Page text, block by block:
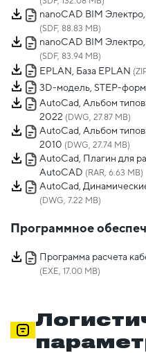
nanoCAD BIM
(SDF, 88.83 MB)
nanoCAD BIM
(SDF, 83.94 MB)
EPLAN, База EPLAN
3D-модель, STEP-
AutoCad, Альбом
2022 (DWG, 27.87 MB)
AutoCad, Альбом
2010 (DWG, 27.74 MB)
AutoCad, Плагин для
AutoCAD (RAR, 6.63 MB)
AutoCad,
(DWG, 7.22 MB)
Программное
Программа расчета
(EXE, 17.00 MB)